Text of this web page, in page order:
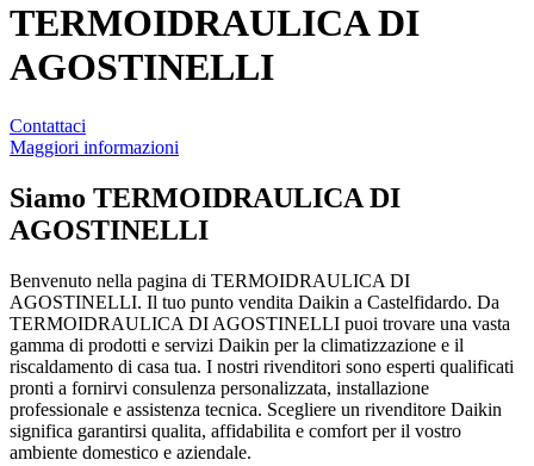
TERMOIDRAULICA DI
AGOSTINELLI
Contattaci
Maggiori informazioni
Siamo TERMOIDRAULICA DI
AGOSTINELLI
Benvenuto nella pagina di TERMOIDRAULICA DI
AGOSTINELLI. Il tuo punto vendita Daikin a Castelfidardo. Da
TERMOIDRAULICA DI AGOSTINELLI puoi trovare una vasta
gamma di prodotti e servizi Daikin per la climatizzazione e il
riscaldamento di casa tua. I nostri rivenditori sono esperti qualificati
pronti a fornirvi consulenza personalizzata, installazione
professionale e assistenza tecnica. Scegliere un rivenditore Daikin
significa garantirsi qualita, affidabilita e comfort per il vostro
ambiente domestico e aziendale.